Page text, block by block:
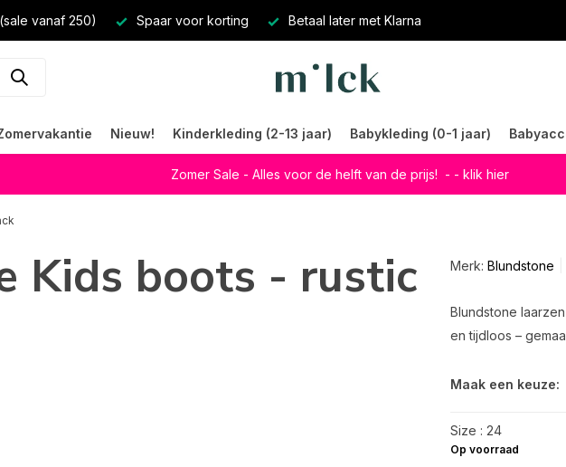
vanaf 250) Spaar voor korting Betaal later met Klarna
Nieuw! Kinderkleding (2-13 jaar) Babykleding (0-1 jaar)
Zomer Sale - Alles voor de helft van de prijs! - - klik hier
Kids boots - rustic
Merk: Blundstone
Blundstone
en tijdloos –
Maak een keuze:
Size : 24
Op voorraad